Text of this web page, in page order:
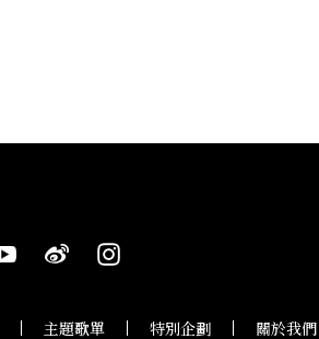
主題歌單 特別企劃 關於我們